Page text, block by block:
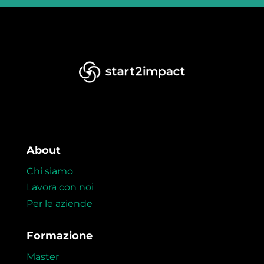
About
Chi siamo
Lavora con noi
Per le aziende
Formazione
Master